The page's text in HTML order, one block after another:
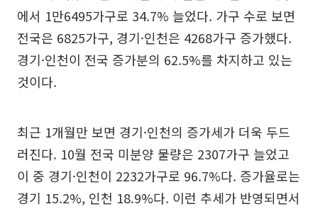
에서 1만6495가구로 34.7% 늘었다. 가구 수로 보면
전국은 6825가구, 경기·인천은 4268가구 증가했다.
경기·인천이 전국 증가분의 62.5%를 차지하고 있는
것이다.
최근 1개월만 보면 경기·인천의 증가세가 더욱 두드
러진다. 10월 전국 미분양 물량은 2307가구 늘었고
이 중 경기·인천이 2232가구로 96.7%다. 증가율로는
경기 15.2%, 인천 18.9%다. 이런 추세가 반영되면서